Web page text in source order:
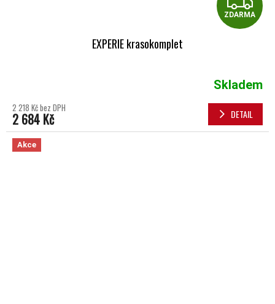
ZDARMA
EXPERIE krasokomplet
Skladem
2 218 Kč bez DPH
2 684 Kč DETAIL
Akce